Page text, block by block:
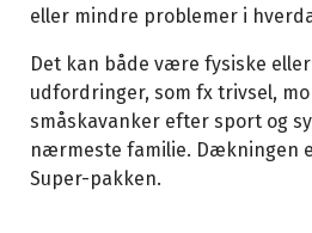
eller mindre problemer i
Det kan både være fysiske
udfordringer, som fx trivsel,
småskavanker efter sport og
nærmeste familie. Dækningen
Super-pakken.